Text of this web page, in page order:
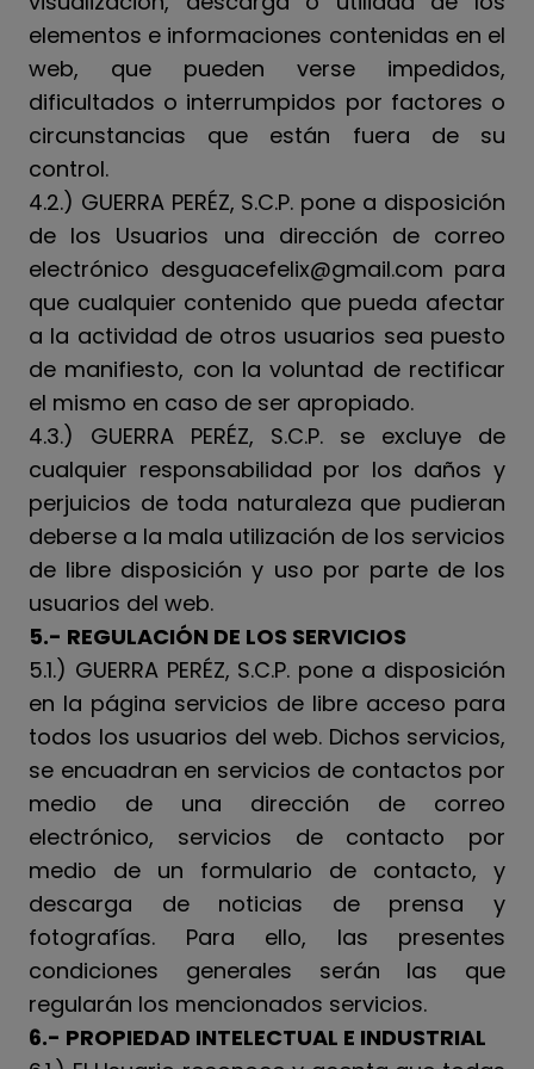
elementos e informaciones contenidas en el
web, que pueden verse impedidos,
dificultados o interrumpidos por factores o
circunstancias que están fuera de su
control.
4.2.) GUERRA PERÉZ, S.C.P. pone a disposición
de los Usuarios una dirección de correo
electrónico desguacefelix@gmail.com para
que cualquier contenido que pueda afectar
a la actividad de otros usuarios sea puesto
de manifiesto, con la voluntad de rectificar
el mismo en caso de ser apropiado.
4.3.) GUERRA PERÉZ, S.C.P. se excluye de
cualquier responsabilidad por los daños y
perjuicios de toda naturaleza que pudieran
deberse a la mala utilización de los servicios
de libre disposición y uso por parte de los
usuarios del web.
5.- REGULACIÓN DE LOS SERVICIOS
5.1.) GUERRA PERÉZ, S.C.P. pone a disposición
en la página servicios de libre acceso para
todos los usuarios del web. Dichos servicios,
se encuadran en servicios de contactos por
medio de una dirección de correo
electrónico, servicios de contacto por
medio de un formulario de contacto, y
descarga de noticias de prensa y
fotografías. Para ello, las presentes
condiciones generales serán las que
regularán los mencionados servicios.
6.- PROPIEDAD INTELECTUAL E INDUSTRIAL